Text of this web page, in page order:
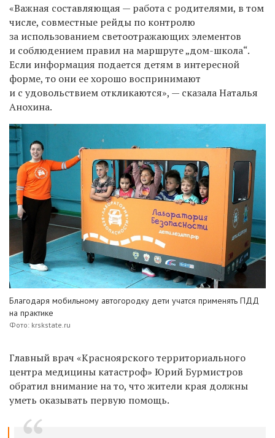
«Важная составляющая — работа с родителями, в том
числе, совместные рейды по контролю
за использованием светоотражающих элементов
и соблюдением правил на маршруте „дом-школа“.
Если информация подается детям в интересной
форме, то они ее хорошо воспринимают
и с удовольствием откликаются», — сказала Наталья
Анохина.
Благодаря мобильному автогородку дети учатся применять ПДД
на практике
Фото: krskstate.ru
Главный врач «Красноярского территориального
центра медицины катастроф» Юрий Бурмистров
обратил внимание на то, что жители края должны
уметь оказывать первую помощь.